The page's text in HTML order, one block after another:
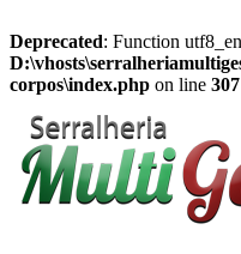
Deprecated: Function
corpos\index.php on line 307